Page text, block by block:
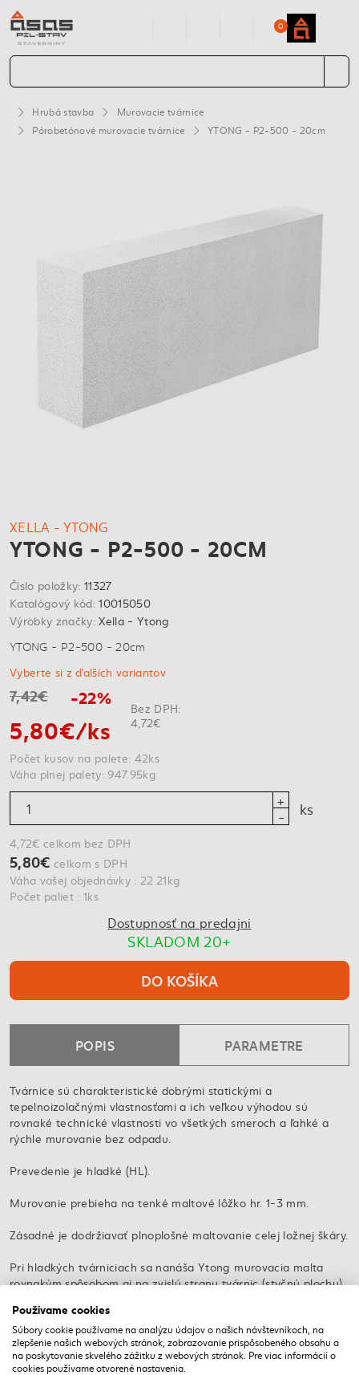
0
Hrubá stavba
Murovacie tvárnice
Pórobetónové murovacie tvárnice
YTONG - P2-500 - 20cm
XELLA - YTONG
YTONG - P2-500 - 20CM
Číslo položky: 11327
Katalógový kód:10015050
Výrobky značky:Xella - Ytong
YTONG - P2-500 - 20cm
Vyberte si z ďalších variantov
7,42€ -22%
5,80€/ks
Bez DPH:
4,72€
Počet kusov na palete: 42ks
Váha plnej palety: 947.95kg
ks
4,72€ celkom bez DPH
5,80€ celkom s DPH
Váha vašej objednávky : 22.21kg
Počet paliet : 1ks
Dostupnosť na predajni
SKLADOM 20+
DO KOŠÍKA
POPIS PARAMETRE
Tvárnice sú charakteristické dobrými statickými a
tepelnoizolačnými vlastnosťami a ich veľkou výhodou sú
rovnaké technické vlastnosti vo všetkých smeroch a ľahké a
rýchle murovanie bez odpadu.
Prevedenie je hladké (HL).
Murovanie prebieha na tenké maltové lôžko hr. 1-3 mm.
Zásadné je dodržiavať plnoplošné maltovanie celej ložnej škáry.
Pri hladkých tvárniciach sa nanáša Ytong murovacia malta
rovnakým spôsobom aj na zvislú stranu tvárnic (styčnú plochu).
VARIANTY PRODUKTU
Používame cookies
Súbory cookie používame na analýzu údajov o našich návštevníkoch, na
zlepšenie našich webových stránok, zobrazovanie prispôsobeného obsahu a
na poskytovanie skvelého zážitku z webových stránok. Pre viac informácií o
cookies používame otvorené nastavenia.